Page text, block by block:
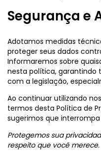
Segurança e
Adotamos medidas
proteger seus dados
Informaremos sobre
nesta política, garantindo
com a legislação,
Ao continuar utilizando
termos desta Política de
sugerimos que
Protegemos sua
respeito que você merece.